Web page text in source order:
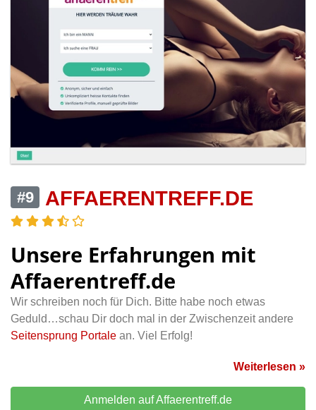
#9 AFFAERENTREFF.DE
Unsere Erfahrungen mit
Affaerentreff.de
Wir schreiben noch für Dich. Bitte habe noch etwas
Geduld…schau Dir doch mal in der Zwischenzeit andere
Seitensprung Portale an. Viel Erfolg!
Weiterlesen »
Anmelden auf Affaerentreff.de